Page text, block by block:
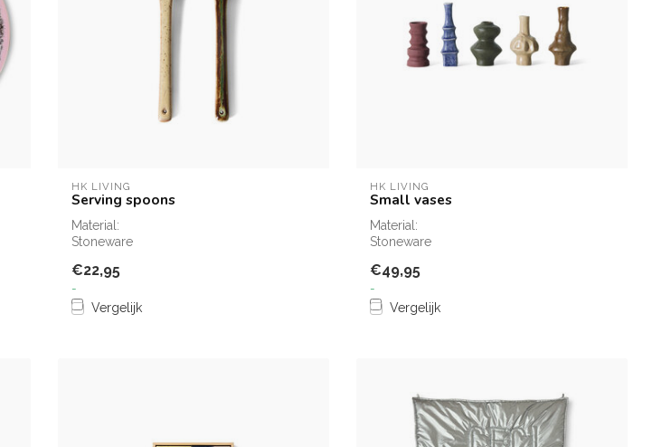
HK LIVING
Serving spoons
Material:
Stoneware
€22,95
-
Vergelijk
HK LIVING
Small vases
Material:
Stoneware
€49,95
-
Vergelijk